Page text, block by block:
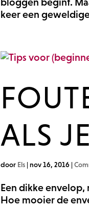
keer een
ALS
door Els |nov 16, 2016 |
Een dikke envelop,
Hoe mooier de